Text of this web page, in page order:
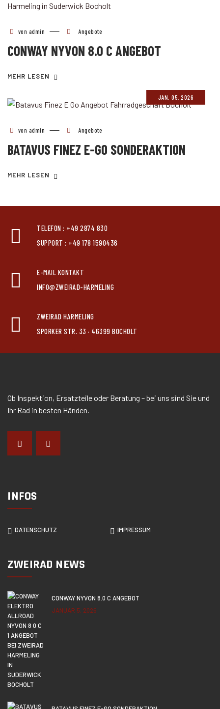
von admin Angebote
CONWAY NYVON 8.0 C ANGEBOT
MEHR LESEN
JAN. 05, 2026
von admin Angebote
BATAVUS FINEZ E-GO SONDERAKTION
MEHR LESEN
TELEFON : +49 2874 830
SUPPORT : +49 178 1590436
E-MAIL KONTAKT
INFO@ZWEIRAD-HARMELING
ZWEIRAD HARMELING
SPORKER STR. 33 · 46399 BOCHOLT
Ob Inspektion, Ersatzteile oder Beratung – bei uns sind Sie und
Ihr Rad in besten Händen.
INFOS
DATENSCHUTZ IMPRESSUM
ZWEIRAD NEWS
CONWAY NYVON 8.0 C ANGEBOT
JANUAR 5, 2026